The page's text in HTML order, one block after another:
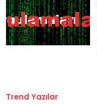
Trend Yazılar